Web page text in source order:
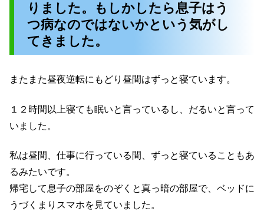
りました。もしかしたら息子はう
つ病なのではないかという気がし
てきました。
またまた昼夜逆転にもどり昼間はずっと寝ています。
１２時間以上寝ても眠いと言っているし、だるいと言って
いました。
私は昼間、仕事に行っている間、ずっと寝ていることもあ
るみたいです。
帰宅して息子の部屋をのぞくと真っ暗の部屋で、ベッドに
うづくまりスマホを見ていました。